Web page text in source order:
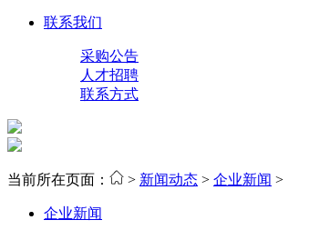
联系我们
采购公告
人才招聘
联系方式
当前所在页面： > 新闻动态 > 企业新闻 >
企业新闻